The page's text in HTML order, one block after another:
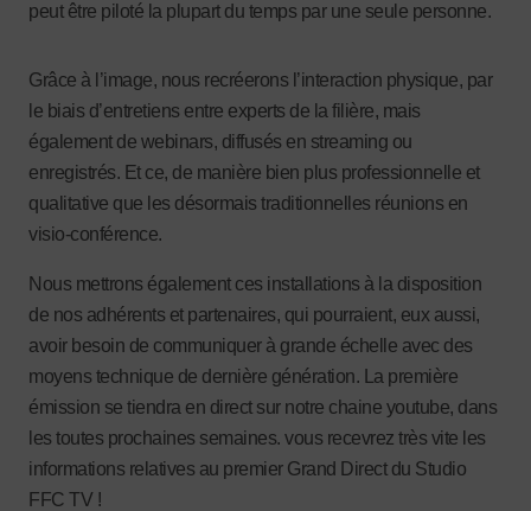
peut être piloté la plupart du temps par une seule personne.
Grâce à l’image, nous recréerons l’interaction physique, par
le biais d’entretiens entre experts de la filière, mais
également de webinars, diffusés en streaming ou
enregistrés. Et ce, de manière bien plus professionnelle et
qualitative que les désormais traditionnelles réunions en
visio-conférence.
Nous mettrons également ces installations à la disposition
de nos adhérents et partenaires, qui pourraient, eux aussi,
avoir besoin de communiquer à grande échelle avec des
moyens technique de dernière génération. La première
émission se tiendra en direct sur notre chaine youtube, dans
les toutes prochaines semaines. vous recevrez très vite les
informations relatives au premier Grand Direct du Studio
FFC TV !